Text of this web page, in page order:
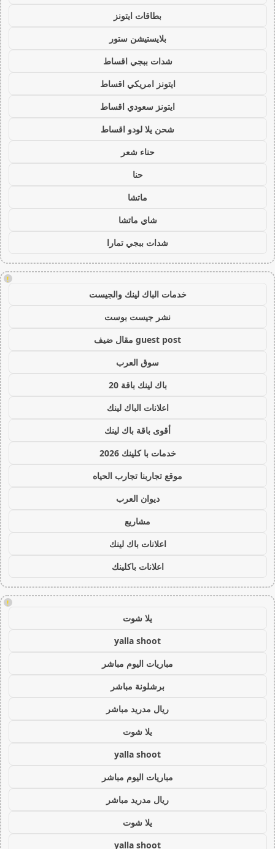
بطاقات ايتونز
بلايستيشن ستور
شدات ببجي اقساط
ايتونز امريكي اقساط
ايتونز سعودي اقساط
شحن يلا لودو اقساط
حناء شعر
حنا
ماتشا
شاي ماتشا
شدات ببجي تمارا
!
خدمات الباك لينك والجيست
نشر جيست بوست
guest post مقال ضيف
سوق العرب
باك لينك باقة 20
اعلانات الباك لينك
أقوى باقة باك لينك
خدمات با كلينك 2026
موقع تجاربنا تجارب الحياه
ديوان العرب
مشاريع
اعلانات باك لينك
اعلانات باكلينك
!
يلا شوت
yalla shoot
مباريات اليوم مباشر
برشلونة مباشر
ريال مدريد مباشر
يلا شوت
yalla shoot
مباريات اليوم مباشر
ريال مدريد مباشر
يلا شوت
yalla shoot